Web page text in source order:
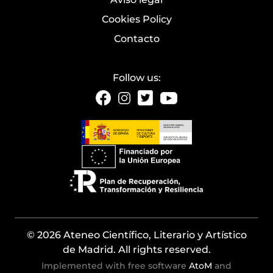
Cookies Policy
Contacto
Follow us:
© 2026 Ateneo Científico, Literario y Artístico
de Madrid. All rights reserved.
Implemented with free software AtoM and